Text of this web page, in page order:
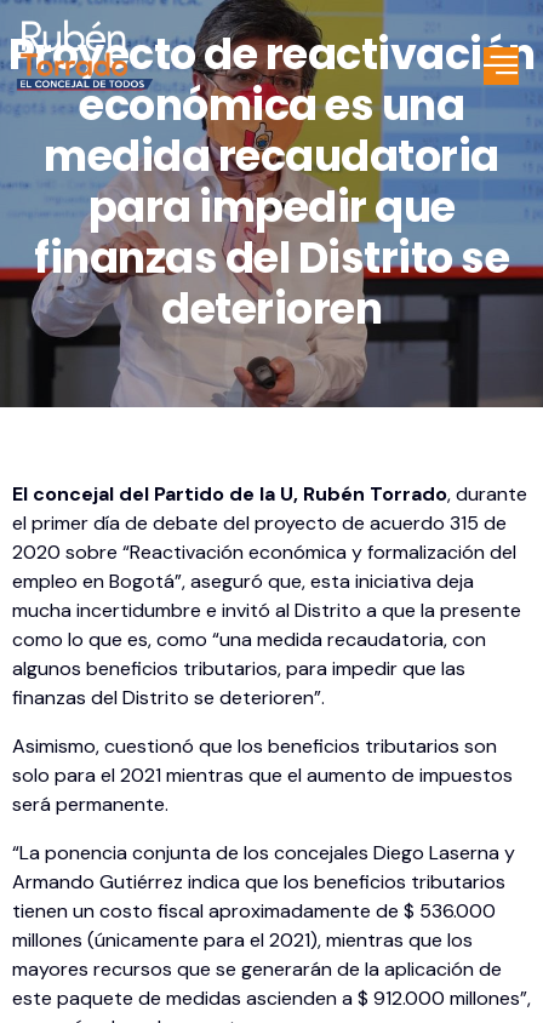
Proyecto de reactivación
económica es una
medida recaudatoria
para impedir que
finanzas del Distrito se
deterioren
El concejal del Partido de la U, Rubén Torrado, durante
el primer día de debate del proyecto de acuerdo 315 de
2020 sobre “Reactivación económica y formalización del
empleo en Bogotá”, aseguró que, esta iniciativa deja
mucha incertidumbre e invitó al Distrito a que la presente
como lo que es, como “una medida recaudatoria, con
algunos beneficios tributarios, para impedir que las
finanzas del Distrito se deterioren”.
Asimismo, cuestionó que los beneficios tributarios son
solo para el 2021 mientras que el aumento de impuestos
será permanente.
“La ponencia conjunta de los concejales Diego Laserna y
Armando Gutiérrez indica que los beneficios tributarios
tienen un costo fiscal aproximadamente de $ 536.000
millones (únicamente para el 2021), mientras que los
mayores recursos que se generarán de la aplicación de
este paquete de medidas ascienden a $ 912.000 millones”,